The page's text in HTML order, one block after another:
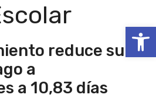
Abrir
reduce su
a
a 10,83 días